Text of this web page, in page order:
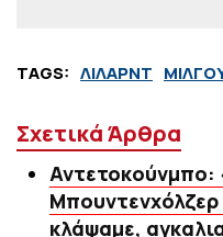
TAGS: ΛΙΛΑΡΝΤ
Σχετικά Άρθρα
Αντετοκούνμπο:
Μπουντενχόλζερ
κλάψαμε,